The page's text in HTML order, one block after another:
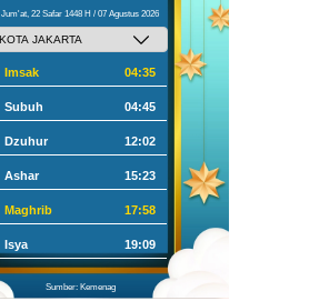
Jum'at, 22 Safar 1448 H / 07 Agustus 2026
Imsak 04:35
Subuh 04:45
Dzuhur 12:02
Ashar 15:23
Maghrib 17:58
Isya 19:09
Sumber: Kemenag